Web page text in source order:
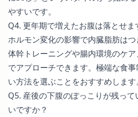
やすいです。
Q4. 更年期で増えたお腹は落とせま
ホルモン変化の影響で内臓脂肪はつ
体幹トレーニングや腸内環境のケ
でアプローチできます。極端な食
い方法を選ぶことをおすすめします。
Q5. 産後の下腹のぽっこりが残って
いですか？